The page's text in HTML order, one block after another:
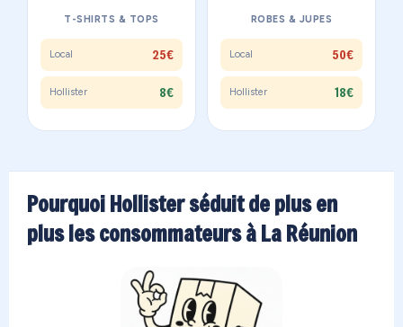
T-SHIRTS & TOPS
Local 25€
Hollister 8€
ROBES & JUPES
Local 50€
Hollister 18€
Pourquoi Hollister séduit de plus en
plus les consommateurs à La Réunion